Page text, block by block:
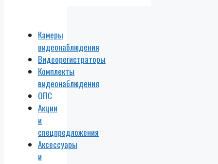
Камеры
видеонаблюдения
Видеорегистраторы
Комплекты
видеонаблюдения
ОПС
Акции
и
спецпредложения
Аксессуары
и